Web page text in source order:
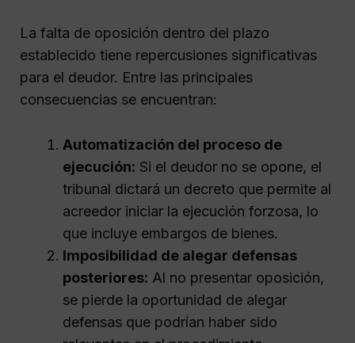
La falta de oposición dentro del plazo
establecido tiene repercusiones significativas
para el deudor. Entre las principales
consecuencias se encuentran:
Automatización del proceso de
ejecución: Si el deudor no se opone, el
tribunal dictará un decreto que permite al
acreedor iniciar la ejecución forzosa, lo
que incluye embargos de bienes.
Imposibilidad de alegar defensas
posteriores: Al no presentar oposición,
se pierde la oportunidad de alegar
defensas que podrían haber sido